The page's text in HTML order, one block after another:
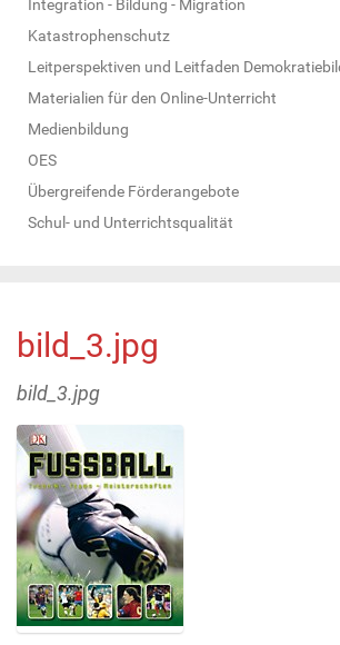
Integration - Bildung - Migration
Katastrophenschutz
Leitperspektiven und Leitfaden
Materialien für den Online-Unterricht
Medienbildung
OES
Übergreifende Förderangebote
Schul- und Unterrichtsqualität
bild_3.jpg
bild_3.jpg